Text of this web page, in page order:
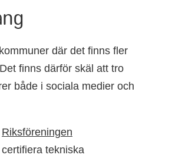
där det finns fler
finns därför skäl att tro
både i sociala medier och
Riksföreningen
tekniska